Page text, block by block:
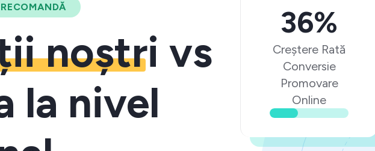
noștri vs
la nivel
36%
Creștere Rată
Conversie
Promovare
Online